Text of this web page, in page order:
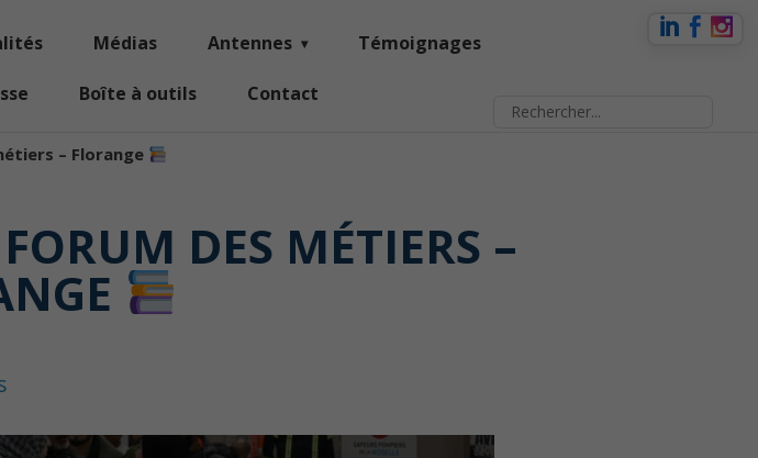
Médias Antennes Témoignages
Boîte à outils Contact
– Florange
DES MÉTIERS –